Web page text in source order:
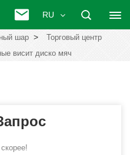
RU
шар >
Торговый центр
висит диско мяч